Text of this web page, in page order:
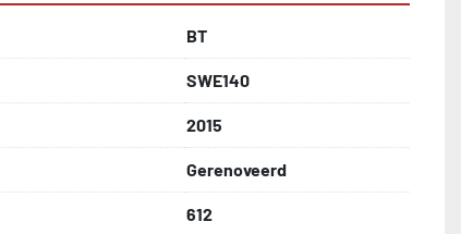
BT
SWE140
2015
Gerenoveerd
612